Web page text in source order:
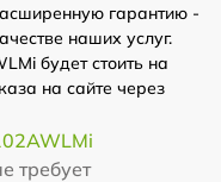
гарантию -
наших услуг.
будет стоить на
на сайте через
требует